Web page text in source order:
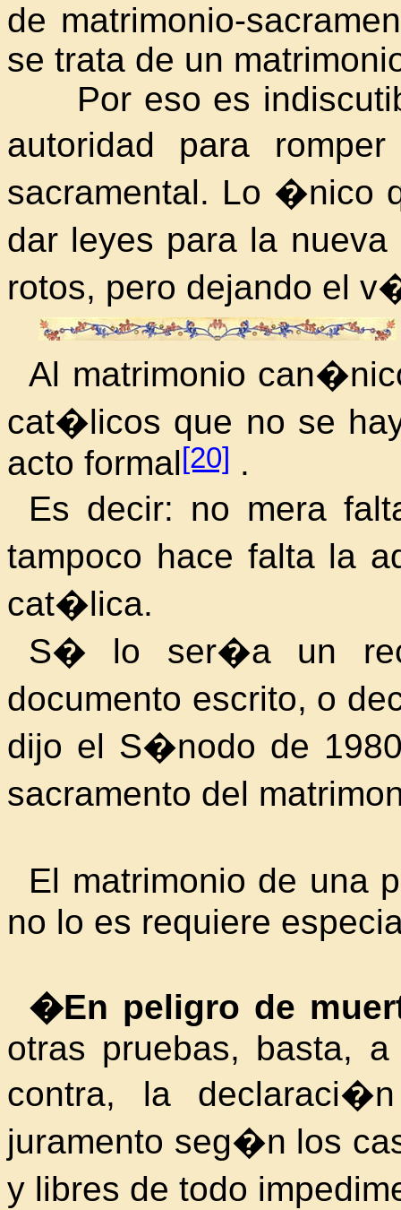
de matrimonio-
se trata de un
Por eso es
autoridad para
sacramental. Lo �nico
dar leyes para la
rotos, pero dejando el
Al matrimonio
cat�licos que no se
acto formal [20] .
Es decir: no mera
tampoco hace falta la
cat�lica.
S� lo ser�a un
documento escrito, o
dijo el S�nodo de
sacramento del
El matrimonio de una
no lo es requiere
�En peligro de
otras pruebas, basta,
contra, la
juramento seg�n los
y libres de todo